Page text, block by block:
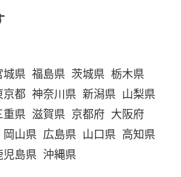
城県 福島県 茨城県 栃木県
京都 神奈川県 新潟県 山梨県
重県 滋賀県 京都府 大阪府
岡山県 広島県 山口県 高知県
児島県 沖縄県